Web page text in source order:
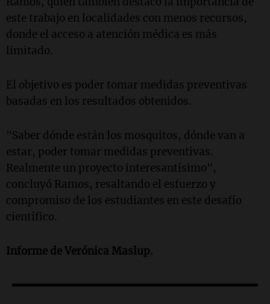
este trabajo en localidades con menos recursos,
donde el acceso a atención médica es más
limitado.
El objetivo es poder tomar medidas preventivas
basadas en los resultados obtenidos.
"Saber dónde están los mosquitos, dónde van a
estar, poder tomar medidas preventivas.
Realmente un proyecto interesantísimo",
concluyó Ramos, resaltando el esfuerzo y
compromiso de los estudiantes en este desafío
científico.
Informe de Verónica Maslup.